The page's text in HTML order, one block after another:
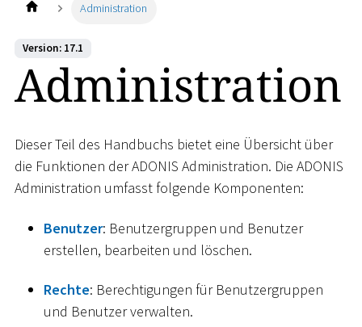
Administration
Version: 17.1
Administration
Dieser Teil des Handbuchs bietet eine Übersicht über
die Funktionen der ADONIS Administration. Die ADONIS
Administration umfasst folgende Komponenten:
Benutzer: Benutzergruppen und Benutzer
erstellen, bearbeiten und löschen.
Rechte: Berechtigungen für Benutzergruppen
und Benutzer verwalten.